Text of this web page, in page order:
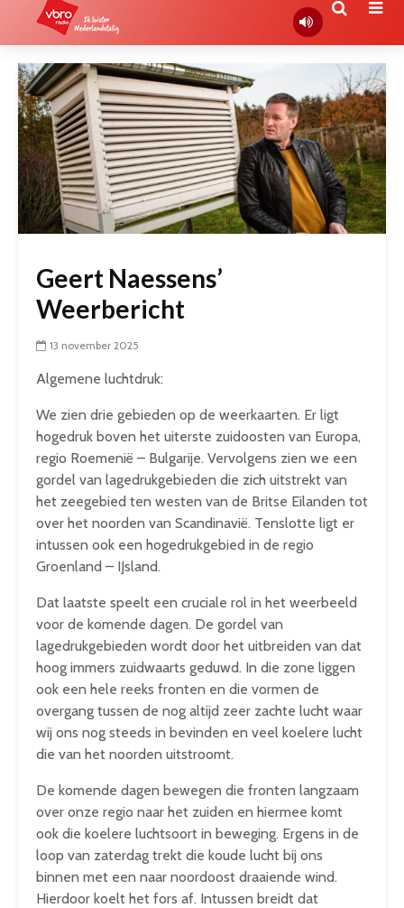
Geert Naessens’
Weerbericht
13 november 2025
Algemene luchtdruk:
We zien drie gebieden op de weerkaarten. Er ligt
hogedruk boven het uiterste zuidoosten van Europa,
regio Roemenië – Bulgarije. Vervolgens zien we een
gordel van lagedrukgebieden die zich uitstrekt van
het zeegebied ten westen van de Britse Eilanden tot
over het noorden van Scandinavië. Tenslotte ligt er
intussen ook een hogedrukgebied in de regio
Groenland – IJsland.
Dat laatste speelt een cruciale rol in het weerbeeld
voor de komende dagen. De gordel van
lagedrukgebieden wordt door het uitbreiden van dat
hoog immers zuidwaarts geduwd. In die zone liggen
ook een hele reeks fronten en die vormen de
overgang tussen de nog altijd zeer zachte lucht waar
wij ons nog steeds in bevinden en veel koelere lucht
die van het noorden uitstroomt.
De komende dagen bewegen die fronten langzaam
over onze regio naar het zuiden en hiermee komt
ook die koelere luchtsoort in beweging. Ergens in de
loop van zaterdag trekt die koude lucht bij ons
binnen met een naar noordoost draaiende wind.
Hierdoor koelt het fors af. Intussen breidt dat